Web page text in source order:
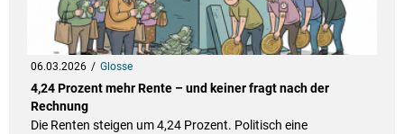
06.03.2026 Glosse
4,24 Prozent mehr Rente – und keiner fragt nach der
Rechnung
Die Renten steigen um 4,24 Prozent. Politisch eine